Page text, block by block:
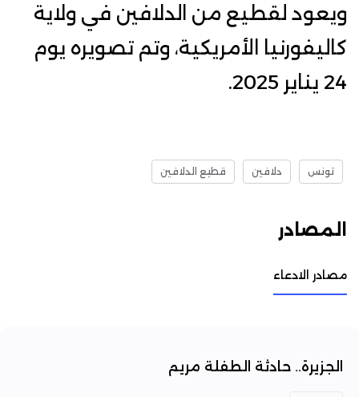
ويعود لقطيع من الدلافين في ولاية
كاليفورنيا الأمريكية، وتم تصويره يوم
24 يناير 2025
.
تونس دلافين قطيع الدلافين
المصادر
مصادر الادعاء
الجزيرة.. حادثة الطفلة مريم